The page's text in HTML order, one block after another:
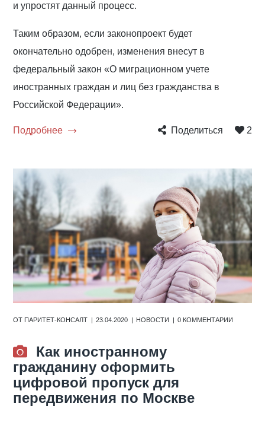
и упростят данный процесс.
Таким образом, если законопроект будет
окончательно одобрен, изменения внесут в
федеральный закон «О миграционном учете
иностранных граждан и лиц без гражданства в
Российской Федерации».
Подробнее Поделиться 2
ОТПАРИТЕТ-КОНСАЛТ 23.04.2020 НОВОСТИ 0 КОММЕНТАРИИ
Как иностранному
гражданину оформить
цифровой пропуск для
передвижения по Москве